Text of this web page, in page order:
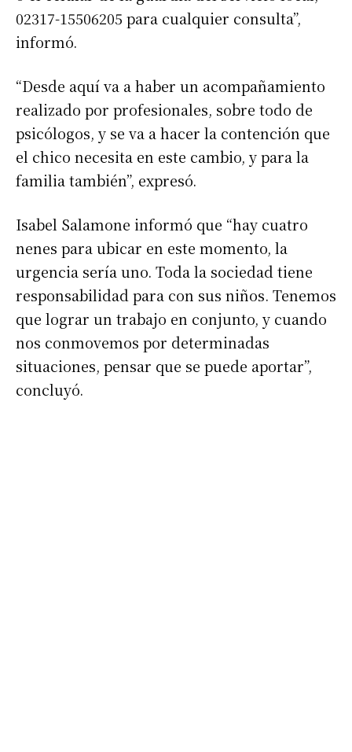
Apellidos
Número de teléfono
02317-15506205 para cualquier consulta”,
informó.
“Desde aquí va a haber un acompañamiento
realizado por profesionales, sobre todo de
psicólogos, y se va a hacer la contención que
el chico necesita en este cambio, y para la
familia también”, expresó.
Isabel Salamone informó que “hay cuatro
nenes para ubicar en este momento, la
urgencia sería uno. Toda la sociedad tiene
responsabilidad para con sus niños. Tenemos
que lograr un trabajo en conjunto, y cuando
nos conmovemos por determinadas
situaciones, pensar que se puede aportar”,
concluyó.